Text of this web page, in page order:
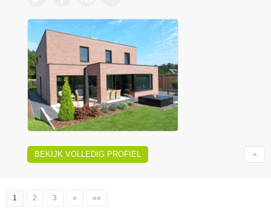
BEKIJK VOLLEDIG PROFIEL
1 2 3 » »»